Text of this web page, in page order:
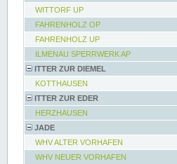
WITTORF UP
FAHRENHOLZ OP
FAHRENHOLZ UP
ILMENAU SPERRWERK AP
ITTER ZUR DIEMEL
KOTTHAUSEN
ITTER ZUR EDER
HERZHAUSEN
JADE
WHV ALTER VORHAFEN
WHV NEUER VORHAFEN